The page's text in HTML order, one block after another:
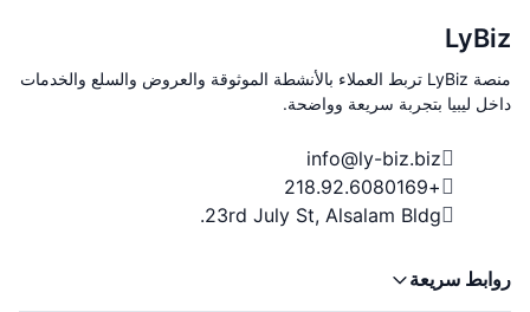
LyBiz
منصة LyBiz تربط العملاء بالأنشطة الموثوقة والعروض والسلع والخدمات
داخل ليبيا بتجربة سريعة وواضحة.
info@ly-biz.biz
+218.92.6080169
23rd July St, Alsalam Bldg.
روابط سريعة